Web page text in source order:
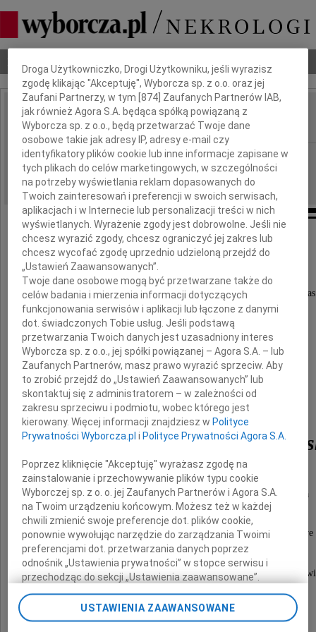
Nekrologi Odeszli Poradnik pogrzebowy
IMIĘ I NAZWISKO: Bogdan Choczewski
REGION: Kraków
DATA EMISJI: 21.09.2011
...niespokojne jest serce nasze,
dopóki w Tobie nie spocznie...
Z głębokim smutkiem zawiadamiamy,
że w dniu 18 września 2011 roku odszedł od nas
prof. Bogdan
nasz kochany Brat, Tata, Dziadziuś,
najlepszy Przyjaciel, Człowiek dobrego serca
i wielkiej życzliwości dla ludzi.
Msza święta żałobna i uroczystości pogrzebowe
rozpoczną się o godzinie 12.00
w poniedziałek 26 września 2011 roku
w kaplicy na Cmentarzu Salwatorskim w
rodzina
Dbamy o Twoją prywatność
Droga Użytkowniczko, Drogi Użytkowniku, jeśli wyrazisz
zgodę klikając "Akceptuję", Wyborcza sp. z o.o. oraz jej
Zaufani Partnerzy, w tym [874 ] Zaufanych Partnerów IAB,
jak również Agora S.A. będąca spółką powiązaną z
Wyborcza sp. z o.o., będą przetwarzać Twoje dane
osobowe takie jak adresy IP, adresy e-mail czy
identyfikatory plików cookie lub inne informacje zapisane w
tych plikach do celów marketingowych, w szczególności
na potrzeby wyświetlania reklam dopasowanych do
Twoich zainteresowań i preferencji w swoich serwisach,
aplikacjach i w Internecie lub personalizacji treści w nich
wyświetlanych. Wyrażenie zgody jest dobrowolne. Jeśli nie
chcesz wyrazić zgody, chcesz ograniczyć jej zakres lub
chcesz wycofać zgodę uprzednio udzieloną przejdź do
„Ustawień Zaawansowanych”.
Twoje dane osobowe mogą być przetwarzane także do
celów badania i mierzenia informacji dotyczących
funkcjonowania serwisów i aplikacji lub łączone z danymi
dot. świadczonych Tobie usług. Jeśli podstawą
przetwarzania Twoich danych jest uzasadniony interes
Wyborcza sp. z o.o., jej spółki powiązanej – Agora S.A. – lub
Zaufanych Partnerów, masz prawo wyrazić sprzeciw. Aby
to zrobić przejdź do „Ustawień Zaawansowanych” lub
skontaktuj się z administratorem – w zależności od
zakresu sprzeciwu i podmiotu, wobec którego jest
kierowany. Więcej informacji znajdziesz w Polityce
Prywatności Wyborcza.pl i Polityce Prywatności Agora S.A.
Poprzez kliknięcie "Akceptuję" wyrażasz zgodę na
zainstalowanie i przechowywanie plików typu cookie
Wyborczej sp. z o. o. jej Zaufanych Partnerów i Agora S.A.
na Twoim urządzeniu końcowym. Możesz też w każdej
chwili zmienić swoje preferencje dot. plików cookie,
ponownie wywołując narzędzie do zarządzania Twoimi
preferencjami dot. przetwarzania danych poprzez
odnośnik „Ustawienia prywatności” w stopce serwisu i
przechodząc do sekcji „Ustawienia zaawansowane”.
Zmiana ustawień plików cookie możliwa jest także za
pomocą ustawień przeglądarki.
USTAWIENIA ZAAWANSOWANE